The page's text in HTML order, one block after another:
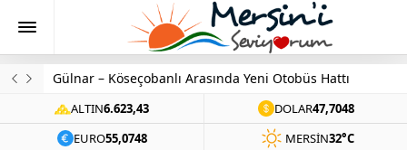
Gülnar – Köseçobanlı Arasında Yeni Otobüs Hattı
ALTIN6.623,43 DOLAR47,7048
EURO55,0748 MERSIN32°C